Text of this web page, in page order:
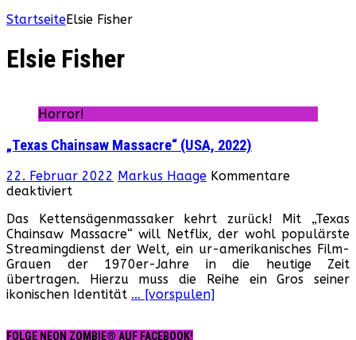
StartseiteElsie Fisher
Elsie Fisher
Horror!
„Texas Chainsaw Massacre“ (USA, 2022)
22. Februar 2022 Markus Haage Kommentare
deaktiviertfür
Chainsaw
Massacre“
(USA,
2022)
Das Kettensägenmassaker kehrt zurück! Mit „Texas
Chainsaw Massacre“ will Netflix, der wohl populärste
Streamingdienst der Welt, ein ur-amerikanisches Film-
Grauen der 1970er-Jahre in die heutige Zeit
übertragen. Hierzu muss die Reihe ein Gros seiner
ikonischen Identität … [vorspulen]
FOLGE NEON ZOMBIE® AUF FACEBOOK!